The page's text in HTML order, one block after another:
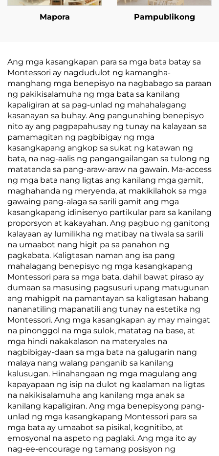
Mapora Pampublikong
Ang mga kasangkapan para sa mga bata batay sa
Montessori ay nagdudulot ng kamangha-
manghang mga benepisyo na nagbabago sa paraan
ng pakikisalamuha ng mga bata sa kanilang
kapaligiran at sa pag-unlad ng mahahalagang
kasanayan sa buhay. Ang pangunahing benepisyo
nito ay ang pagpapahusay ng tunay na kalayaan sa
pamamagitan ng pagbibigay ng mga
kasangkapang angkop sa sukat ng katawan ng
bata, na nag-aalis ng pangangailangan sa tulong ng
matatanda sa pang-araw-araw na gawain. Ma-access
ng mga bata nang ligtas ang kanilang mga gamit,
maghahanda ng meryenda, at makikilahok sa mga
gawaing pang-alaga sa sarili gamit ang mga
kasangkapang idinisenyo partikular para sa kanilang
proporsyon at kakayahan. Ang pagbuo ng ganitong
kalayaan ay lumilikha ng matibay na tiwala sa sarili
na umaabot nang higit pa sa panahon ng
pagkabata. Kaligtasan naman ang isa pang
mahalagang benepisyo ng mga kasangkapang
Montessori para sa mga bata, dahil bawat piraso ay
dumaan sa masusing pagsusuri upang matugunan
ang mahigpit na pamantayan sa kaligtasan habang
nananatiling mapanatili ang tunay na estetika ng
Montessori. Ang mga kasangkapan ay may maingat
na pinonggol na mga sulok, matatag na base, at
mga hindi nakakalason na materyales na
nagbibigay-daan sa mga bata na galugarin nang
malaya nang walang panganib sa kanilang
kalusugan. Hinahangaan ng mga magulang ang
kapayapaan ng isip na dulot ng kaalaman na ligtas
na nakikisalamuha ang kanilang mga anak sa
kanilang kapaligiran. Ang mga benepisyong pang-
unlad ng mga kasangkapang Montessori para sa
mga bata ay umaabot sa pisikal, kognitibo, at
emosyonal na aspeto ng paglaki. Ang mga ito ay
nag-ee-encourage ng tamang posisyon ng